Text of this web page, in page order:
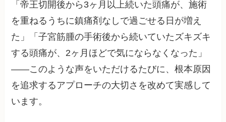
「帝王切開後から3ヶ月以上続いた頭痛が、施術
を重ねるうちに鎮痛剤なしで過ごせる日が増え
た」「子宮筋腫の手術後から続いていたズキズキ
する頭痛が、2ヶ月ほどで気にならなくなった」
——このような声をいただけるたびに、根本原因
を追求するアプローチの大切さを改めて実感して
います。